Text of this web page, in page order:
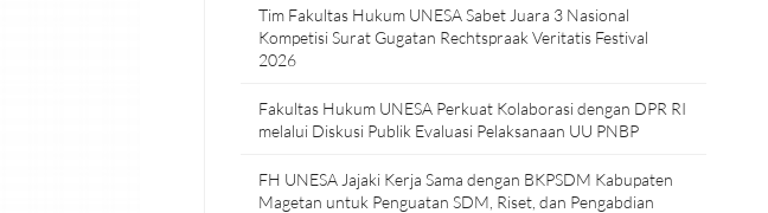
Tim Fakultas Hukum UNESA Sabet Juara 3 Nasional
Kompetisi Surat Gugatan Rechtspraak Veritatis Festival
2026
Fakultas Hukum UNESA Perkuat Kolaborasi dengan DPR RI
melalui Diskusi Publik Evaluasi Pelaksanaan UU PNBP
FH UNESA Jajaki Kerja Sama dengan BKPSDM Kabupaten
Magetan untuk Penguatan SDM, Riset, dan Pengabdian